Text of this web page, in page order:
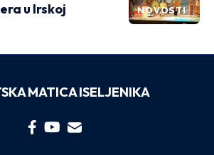
NOVOSTI
u Irskoj
MATICA ISELJENIKA